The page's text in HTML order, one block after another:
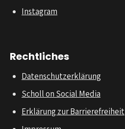
Instagram
Rechtliches
Datenschutzerklärung
Scholl on Social Media
Erklärung zur Barrierefreiheit